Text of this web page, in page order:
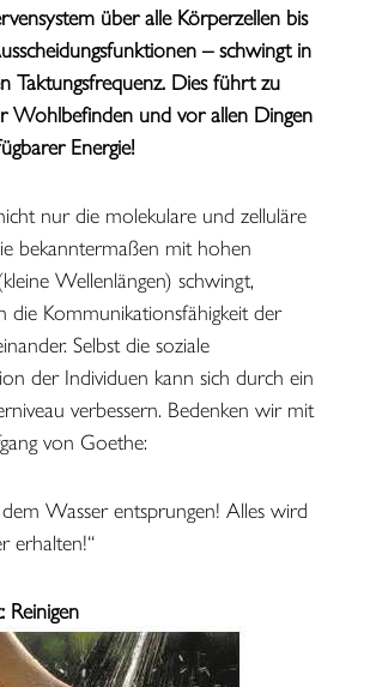
über alle Körperzellen bis
– schwingt in
Taktungsfrequenz. Dies führt zu
Wohlbefinden und vor allen Dingen
Energie!
nur die molekulare und zelluläre
bekanntermaßen mit hohen
Wellenlängen) schwingt,
die Kommunikationsfähigkeit der
Selbst die soziale
der Individuen kann sich durch ein
verbessern. Bedenken wir mit
von Goethe:
dem Wasser entsprungen! Alles wird
erhalten!“
Reinigen